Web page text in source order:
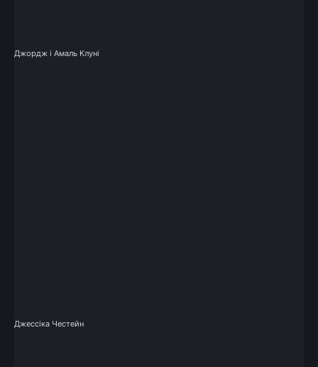
Джордж і Амаль Клуні
Джессіка Честейн